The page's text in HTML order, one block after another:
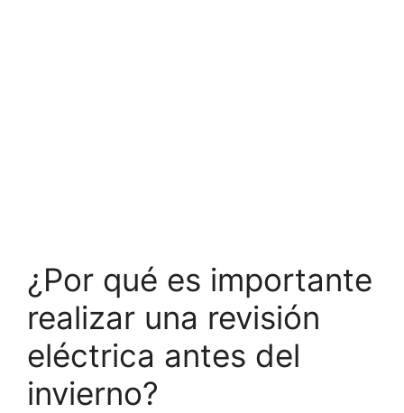
¿Por qué es importante
realizar una revisión
eléctrica antes del
invierno?